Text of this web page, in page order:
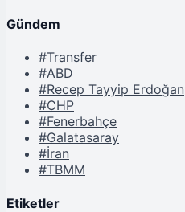
Gündem
#Transfer
#ABD
#Recep Tayyip Erdoğan
#CHP
#Fenerbahçe
#Galatasaray
#İran
#TBMM
Etiketler